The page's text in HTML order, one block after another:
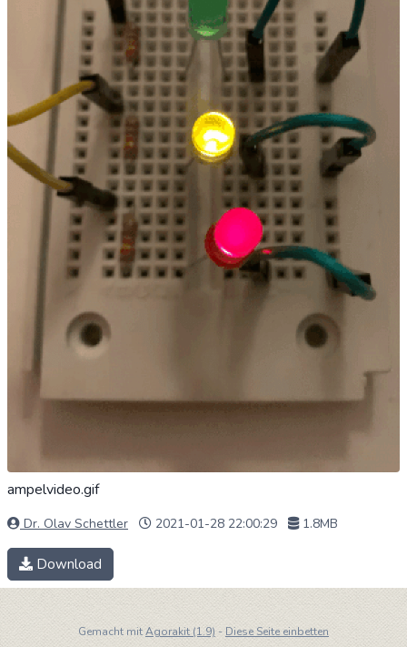
ampelvideo.gif
Dr. Olav Schettler 2021-01-28 22:00:29 1.8MB
Download
Gemacht mitAgorakit (1.9) - Diese Seite einbetten